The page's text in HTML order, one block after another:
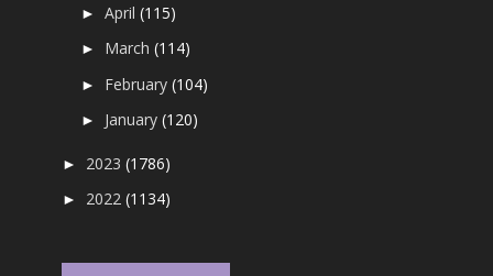
►April(115)
► March(114)
► February(104)
► January(120)
► 2023(1786)
► 2022(1134)